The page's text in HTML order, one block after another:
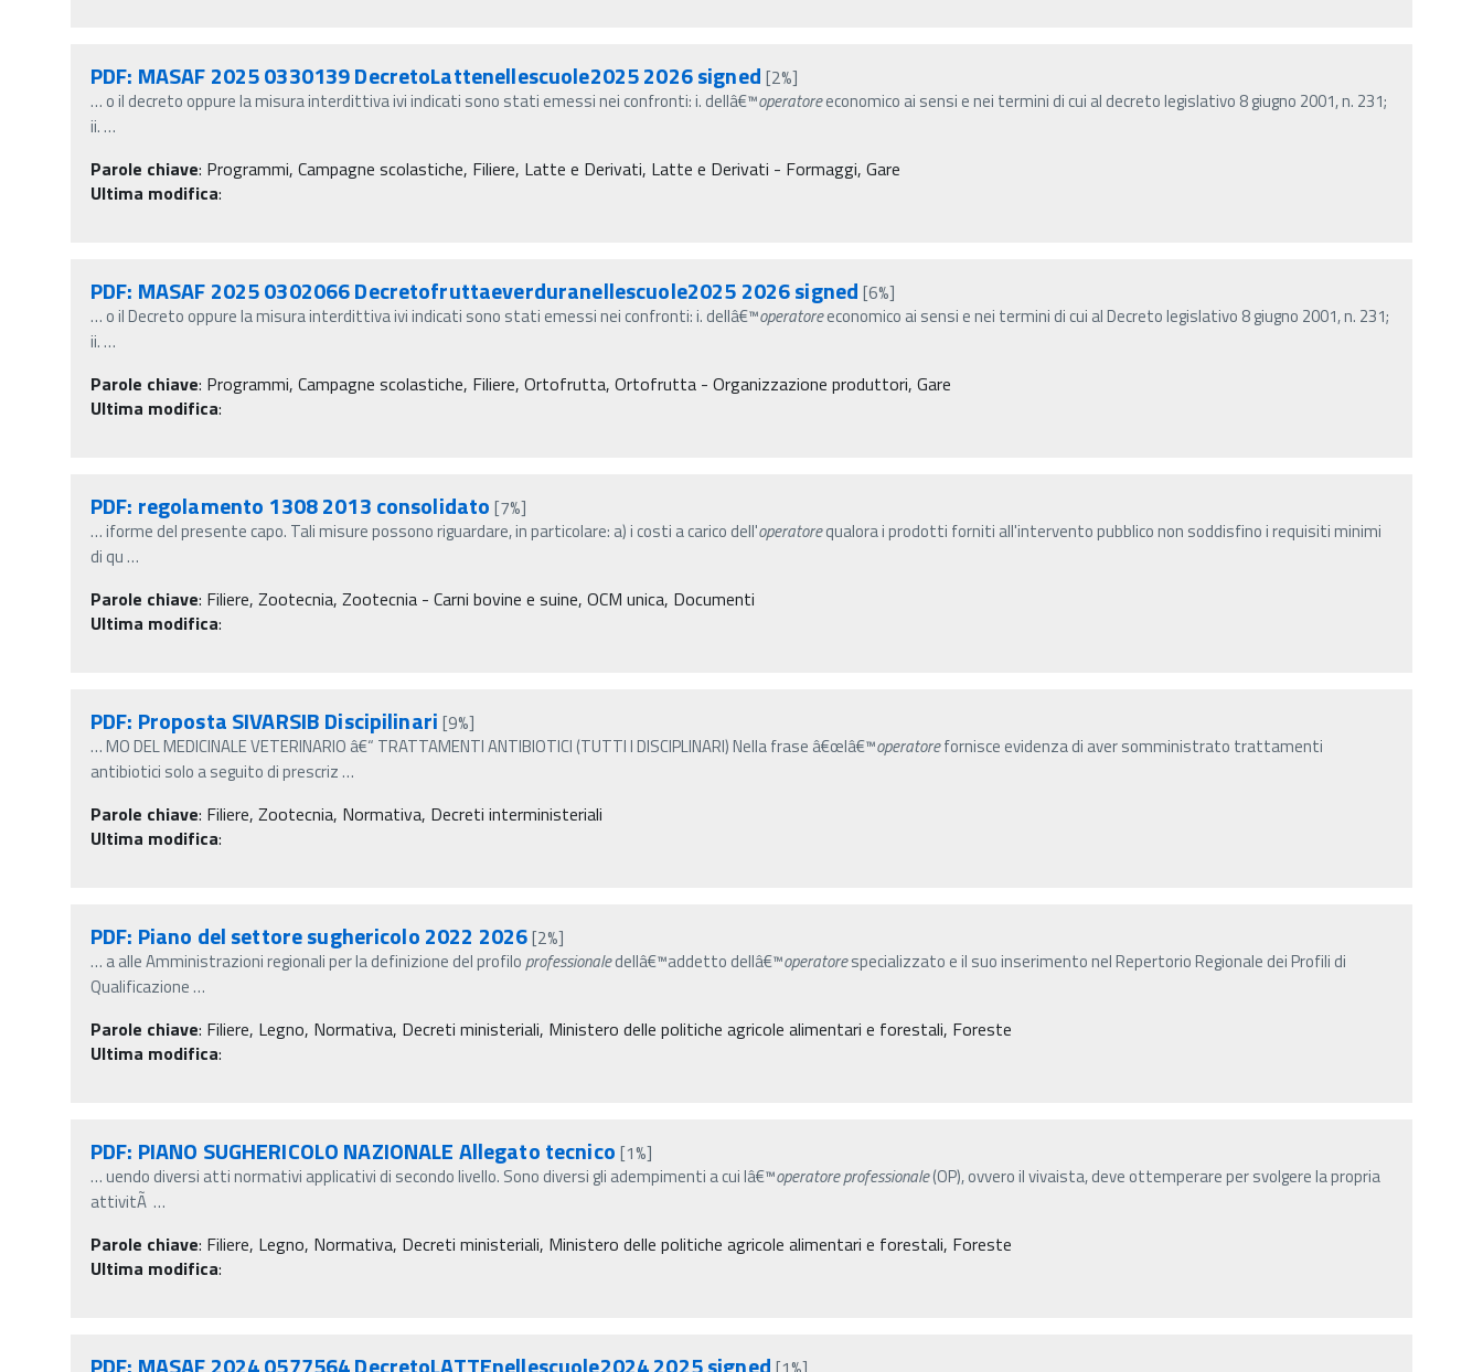
PDF: MASAF 2025 0330139 DecretoLattenellescuole2025 2026 signed [2%]
… o il decreto oppure la misura interdittiva ivi indicati sono stati emessi nei confronti: i. dellâ€™operatoreeconomico ai sensi e nei termini di cui al decreto legislativo 8 giugno 2001, n. 231;
ii.…
Parole chiave: Programmi, Campagne scolastiche, Filiere, Latte e Derivati, Latte e Derivati - Formaggi, Gare
Ultima modifica:
PDF: MASAF 2025 0302066 Decretofruttaeverduranellescuole2025 2026 signed [6%]
… o il Decreto oppure la misura interdittiva ivi indicati sono stati emessi nei confronti: i. dellâ€™operatoreeconomico ai sensi e nei termini di cui al Decreto legislativo 8 giugno 2001, n. 231;
ii.…
Parole chiave: Programmi, Campagne scolastiche, Filiere, Ortofrutta, Ortofrutta - Organizzazione produttori, Gare
Ultima modifica:
PDF: regolamento 1308 2013 consolidato [7%]
…iforme del presente capo. Tali misure possono riguardare, in particolare: a) i costi a carico dell'operatorequalora i prodotti forniti all'intervento pubblico non soddisfino i requisiti minimi
di qu…
Parole chiave: Filiere, Zootecnia, Zootecnia - Carni bovine e suine, OCM unica, Documenti
Ultima modifica:
PDF: Proposta SIVARSIB Discipilinari [9%]
…MO DEL MEDICINALE VETERINARIO â€“ TRATTAMENTI ANTIBIOTICI (TUTTI I DISCIPLINARI) Nella frase â€œlâ€™operatorefornisce evidenza di aver somministrato trattamenti
antibiotici solo a seguito di prescriz…
Parole chiave: Filiere, Zootecnia, Normativa, Decreti interministeriali
Ultima modifica:
PDF: Piano del settore sughericolo 2022 2026[2%]
… a alle Amministrazioni regionali per la definizione del profiloprofessionaledellâ€™addetto dellâ€™operatorespecializzato e il suo inserimento nel Repertorio Regionale dei Profili di
Qualificazione…
Parole chiave: Filiere, Legno, Normativa, Decreti ministeriali, Ministero delle politiche agricole alimentari e forestali, Foreste
Ultima modifica:
PDF: PIANO SUGHERICOLO NAZIONALE Allegato tecnico [1%]
…uendo diversi atti normativi applicativi di secondo livello. Sono diversi gli adempimenti a cui lâ€™operatoreprofessionale(OP), ovvero il vivaista, deve ottemperare per svolgere la propria
attivitÃ …
Parole chiave: Filiere, Legno, Normativa, Decreti ministeriali, Ministero delle politiche agricole alimentari e forestali, Foreste
Ultima modifica: